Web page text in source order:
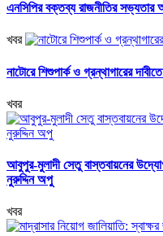
এনসিপির বক্তব্য রাজনীতির সভ্যতার
খবর
নাটোরে শিশুপার্ক ও গ্রন্থাগারের
খবর
আবুপুর-মুলাদী সেতু বাস্তবায়নের
নুরুদ্দিন অপু
খবর